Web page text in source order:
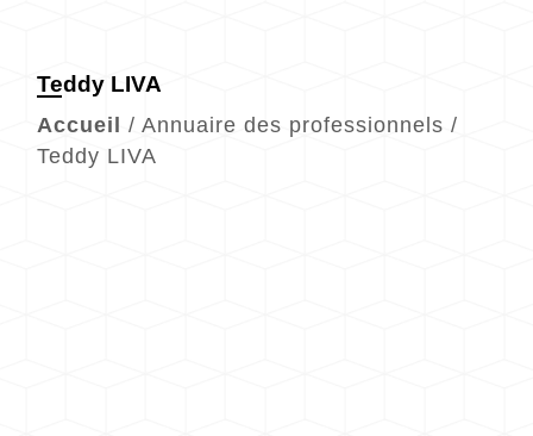
Teddy LIVA
Accueil / Annuaire des professionnels /
Teddy LIVA